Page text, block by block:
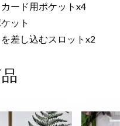
ード用ポケットx4
ット
差し込むスロットx2